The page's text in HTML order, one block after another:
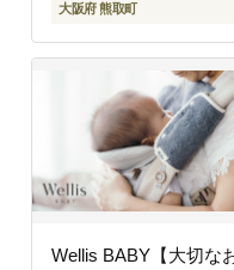
大阪府 熊取町
Wellis BABY【大切な